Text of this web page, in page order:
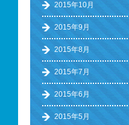
2015年10月
2015年9月
2015年8月
2015年7月
2015年6月
2015年5月